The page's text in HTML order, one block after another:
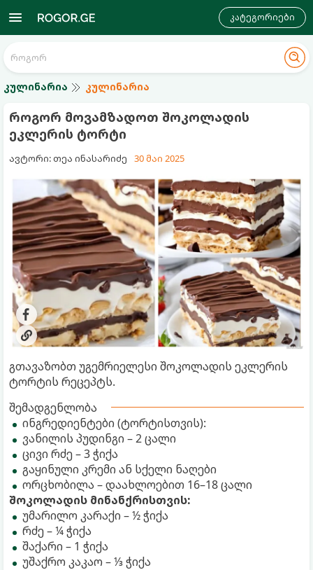
კატეგორიები
კულინარია კულინარია
როგორ მოვამზადოთ შოკოლადის
ეკლერის ტორტი
ავტორი: თეა ინასარიძე 30 მაი 2025
გთავაზობთ უგემრიელესი შოკოლადის ეკლერის
ტორტის რეცეპტს.
შემადგენლობა
ინგრედიენტები (ტორტისთვის):
ვანილის პუდინგი – 2 ცალი
ცივი რძე – 3 ჭიქა
გაყინული კრემი ან სქელი ნაღები
ორცხობილა – დაახლოებით 16–18 ცალი
შოკოლადის მინანქრისთვის:
უმარილო კარაქი – ½ ჭიქა
რძე – ¼ ჭიქა
შაქარი – 1 ჭიქა
უშაქრო კაკაო – ⅓ ჭიქა